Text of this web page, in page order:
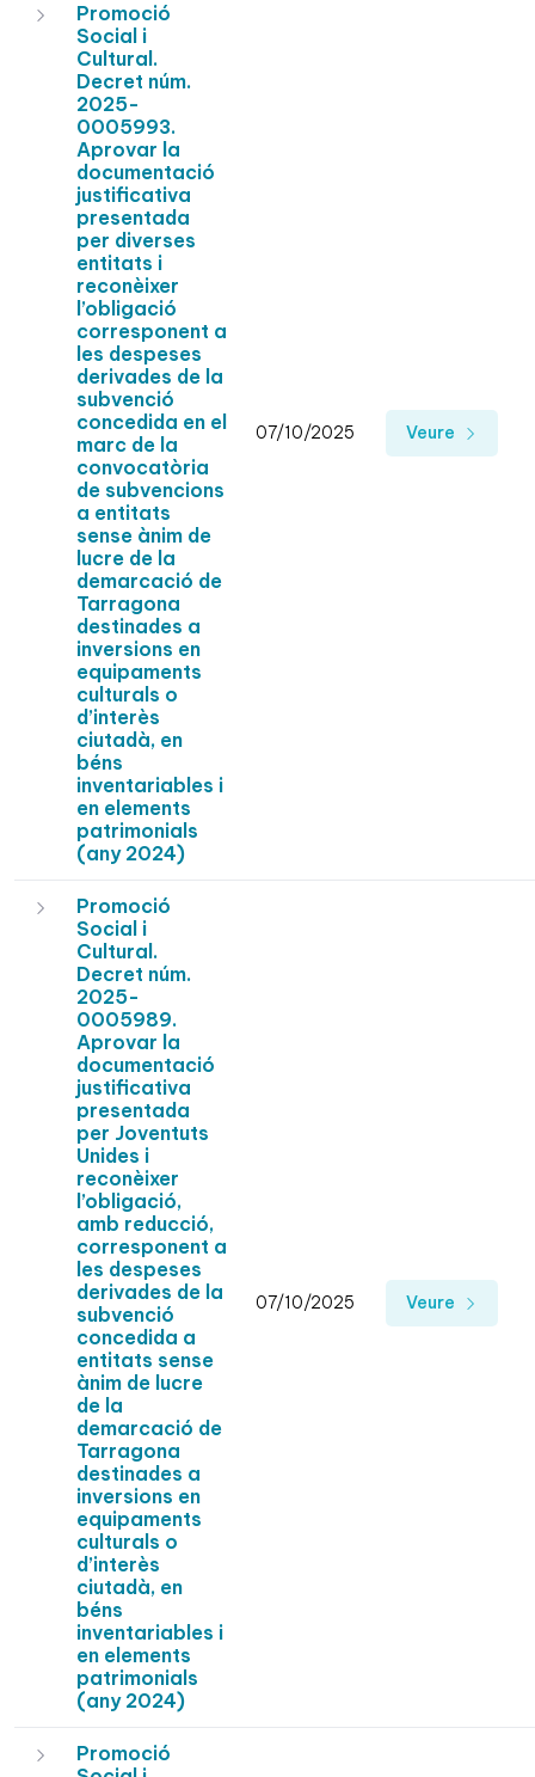
Promoció
Social i
Cultural.
Decret núm.
2025-
0005993.
Aprovar la
documentació
justificativa
presentada
per diverses
entitats i
reconèixer
l’obligació
corresponent a
les despeses
derivades de la
subvenció
concedida en el
marc de la
convocatòria
de subvencions
a entitats
sense ànim de
lucre de la
demarcació de
Tarragona
destinades a
inversions en
equipaments
culturals o
d’interès
ciutadà, en
béns
inventariables i
en elements
patrimonials
(any 2024)
07/10/2025 Veure
Promoció
Social i
Cultural.
Decret núm.
2025-
0005989.
Aprovar la
documentació
justificativa
presentada
per Joventuts
Unides i
reconèixer
l’obligació,
amb reducció,
corresponent a
les despeses
derivades de la
subvenció
concedida a
entitats sense
ànim de lucre
de la
demarcació de
Tarragona
destinades a
inversions en
equipaments
culturals o
d’interès
ciutadà, en
béns
inventariables i
en elements
patrimonials
(any 2024)
07/10/2025 Veure
Promoció